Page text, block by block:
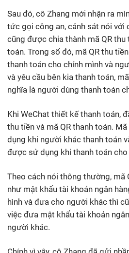
Sau đó, cô Zhang mới nhận ra
tức gọi công an, cảnh sát nói với
cũng được chia thành mã QR thu
toán. Trong số đó, mã QR thu
thanh toán cho chính mình và
và yêu cầu bên kia thanh toán,
nghĩa là người dùng thanh toán
Khi WeChat thiết kế thanh toán,
thu tiền và mã QR thanh toán.
dụng khi người khác thanh toán
được sử dụng khi thanh toán cho
Theo cách nói thông thường, mã
như mật khẩu tài khoản ngân
hình và đưa cho người khác thì
việc đưa mật khẩu tài khoản
người khác.